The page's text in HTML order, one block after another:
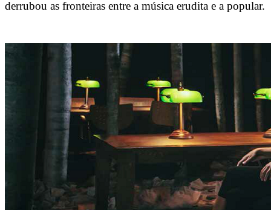
derrubou as fronteiras entre a música erudita e a popular.